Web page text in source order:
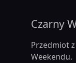
Czarny
Przedmiot
Weekendu.